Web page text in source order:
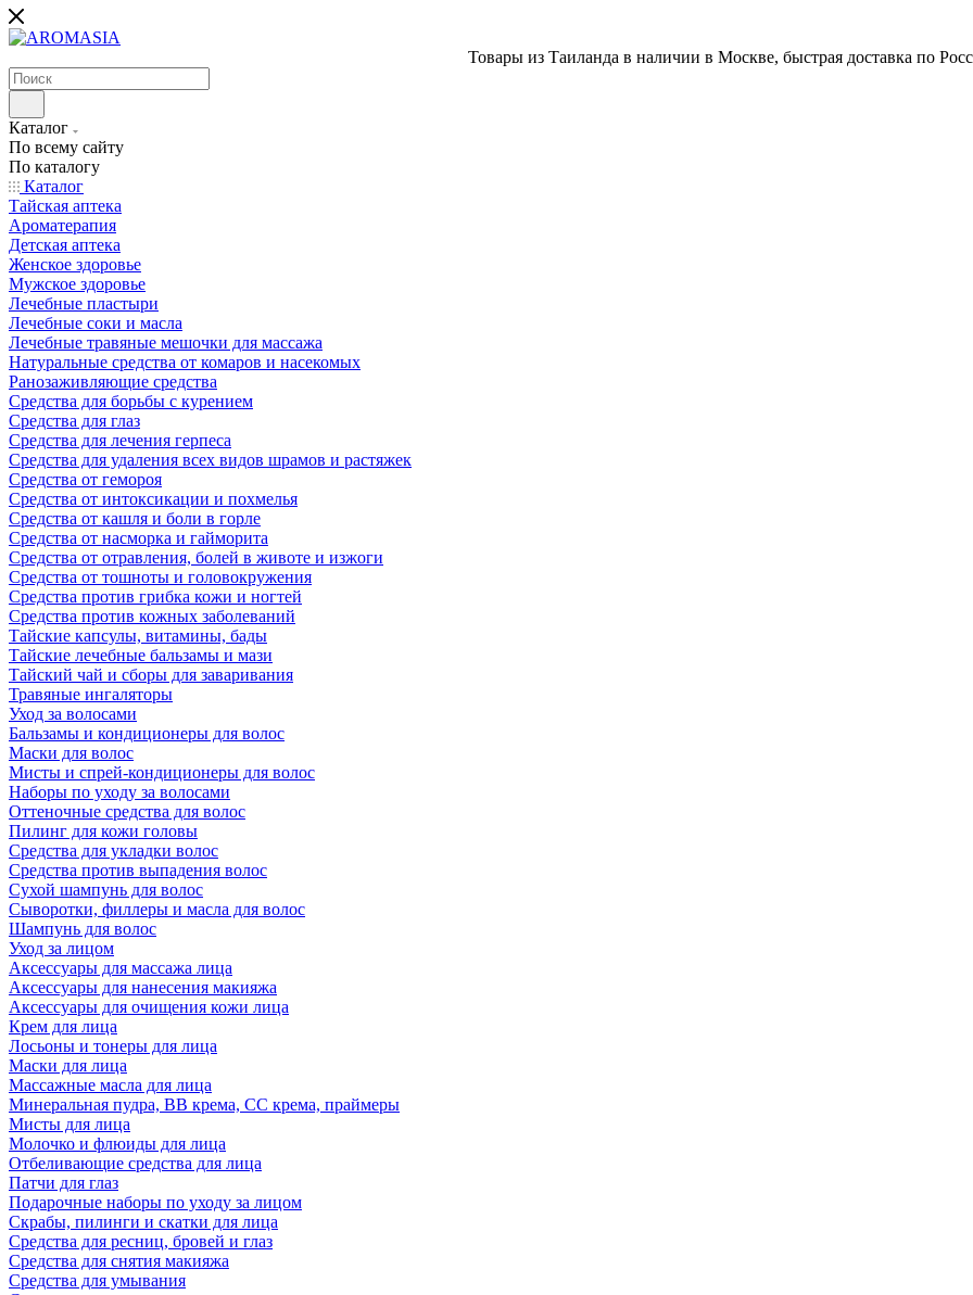
Товары из Таиланда в наличии в Москве, быстрая доставка по
Каталог
По всему сайту
По каталогу
Каталог
Тайская аптека
Ароматерапия
Детская аптека
Женское здоровье
Мужское здоровье
Лечебные пластыри
Лечебные соки и масла
Лечебные травяные мешочки для массажа
Натуральные средства от комаров и насекомых
Ранозаживляющие средства
Средства для борьбы с курением
Средства для глаз
Средства для лечения герпеса
Средства для удаления всех видов шрамов и растяжек
Средства от гемороя
Средства от интоксикации и похмелья
Средства от кашля и боли в горле
Средства от насморка и гайморита
Средства от отравления, болей в животе и изжоги
Средства от тошноты и головокружения
Средства против грибка кожи и ногтей
Средства против кожных заболеваний
Тайские капсулы, витамины, бады
Тайские лечебные бальзамы и мази
Тайский чай и сборы для заваривания
Травяные ингаляторы
Уход за волосами
Бальзамы и кондиционеры для волос
Маски для волос
Мисты и спрей-кондиционеры для волос
Наборы по уходу за волосами
Оттеночные средства для волос
Пилинг для кожи головы
Средства для укладки волос
Средства против выпадения волос
Сухой шампунь для волос
Сыворотки, филлеры и масла для волос
Шампунь для волос
Уход за лицом
Аксессуары для массажа лица
Аксессуары для нанесения макияжа
Аксессуары для очищения кожи лица
Крем для лица
Лосьоны и тонеры для лица
Маски для лица
Массажные масла для лица
Минеральная пудра, BB крема, СС крема, праймеры
Мисты для лица
Молочко и флюиды для лица
Отбеливающие средства для лица
Патчи для глаз
Подарочные наборы по уходу за лицом
Скрабы, пилинги и скатки для лица
Средства для ресниц, бровей и глаз
Средства для снятия макияжа
Средства для умывания